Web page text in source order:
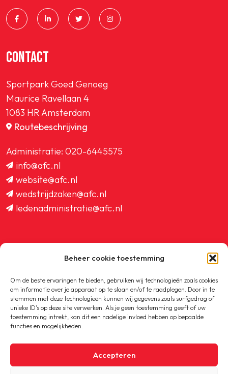
Beheer cookie toestemming
Om de beste ervaringen te bieden, gebruiken wij technologieën zoals cookies
om informatie over je apparaat op te slaan en/of te raadplegen. Door in te
stemmen met deze technologieën kunnen wij gegevens zoals surfgedrag of
unieke ID's op deze site verwerken. Als je geen toestemming geeft of uw
toestemming intrekt, kan dit een nadelige invloed hebben op bepaalde
functies en mogelijkheden.
Accepteren
CONTACT
Sportpark Goed Genoeg
Maurice Ravellaan 4
1083 HR Amsterdam
Routebeschrijving
Administratie: 020-6445575
info@afc.nl
website@afc.nl
wedstrijdzaken@afc.nl
ledenadministratie@afc.nl
Privacybeleid
Cookiebeleid